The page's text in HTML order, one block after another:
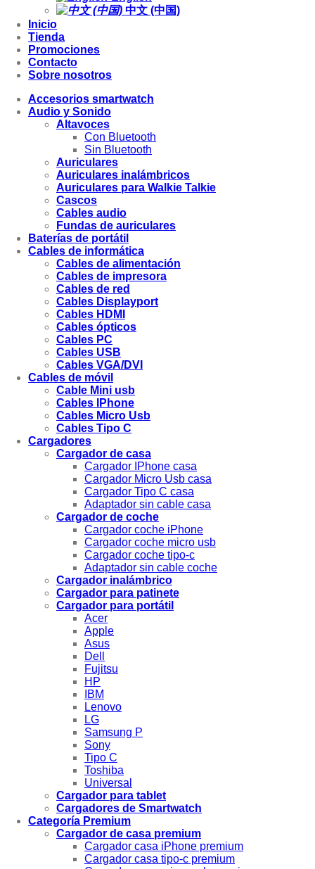
中文 (中国)
Inicio
Tienda
Promociones
Contacto
Sobre nosotros
Accesorios smartwatch
Audio y Sonido
Altavoces
Con Bluetooth
Sin Bluetooth
Auriculares
Auriculares inalámbricos
Auriculares para Walkie Talkie
Cascos
Cables audio
Fundas de auriculares
Baterías de portátil
Cables de informática
Cables de alimentación
Cables de impresora
Cables de red
Cables Displayport
Cables HDMI
Cables ópticos
Cables PC
Cables USB
Cables VGA/DVI
Cables de móvil
Cable Mini usb
Cables IPhone
Cables Micro Usb
Cables Tipo C
Cargadores
Cargador de casa
Cargador IPhone casa
Cargador Micro Usb casa
Cargador Tipo C casa
Adaptador sin cable casa
Cargador de coche
Cargador coche iPhone
Cargador coche micro usb
Cargador coche tipo-c
Adaptador sin cable coche
Cargador inalámbrico
Cargador para patinete
Cargador para portátil
Acer
Apple
Asus
Dell
Fujitsu
HP
IBM
Lenovo
LG
Samsung P
Sony
Tipo C
Toshiba
Universal
Cargador para tablet
Cargadores de Smartwatch
Categoría Premium
Cargador de casa premium
Cargador casa iPhone premium
Cargador casa tipo-c premium